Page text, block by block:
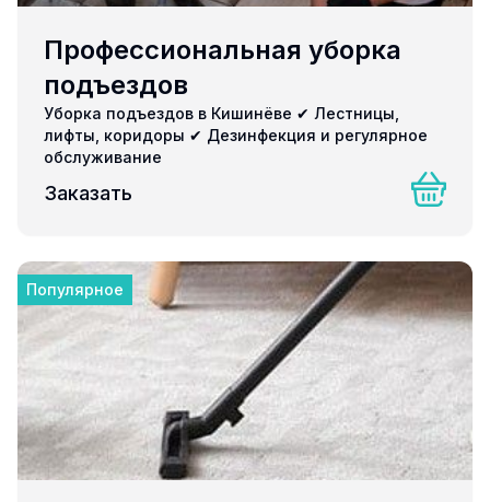
Профессиональная уборка
подъездов
Уборка подъездов в Кишинёве ✔ Лестницы,
лифты, коридоры ✔ Дезинфекция и регулярное
обслуживание
Заказать
Популярное